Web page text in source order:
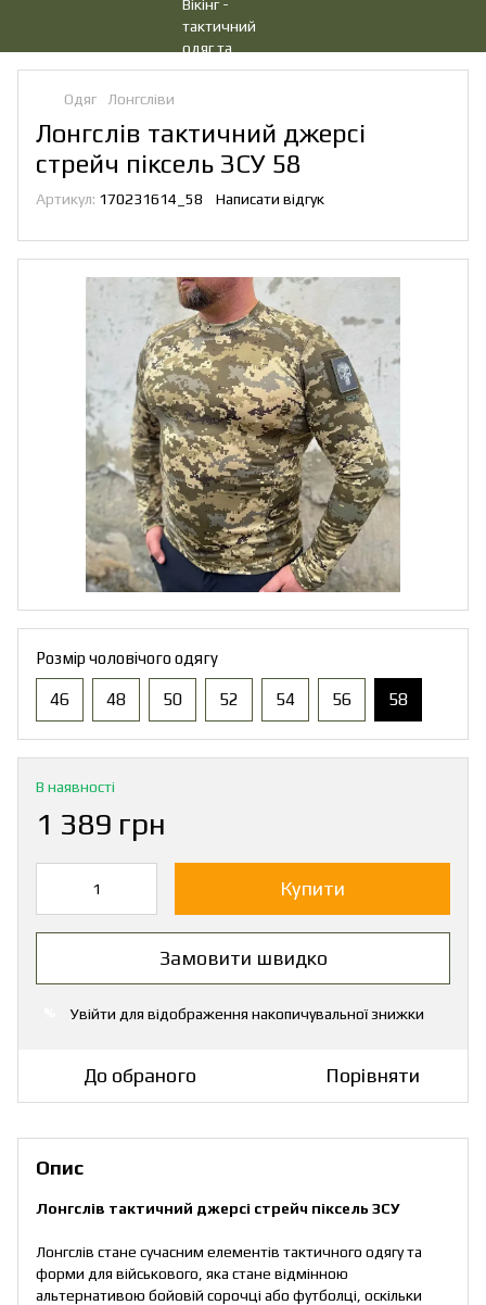
Одяг Лонгсліви
Лонгслів тактичний джерсі
стрейч піксель ЗСУ 58
Артикул: 170231614_58 Написати відгук
Розмір чоловічого одягу
46 48 50 52 54 56 58
В наявності
1 389 грн
Купити
Замовити швидко
Увійти для відображення накопичувальної знижки
До обраного Порівняти
Опис
Лонгслів тактичний джерсі стрейч піксель ЗСУ
Лонгслів стане сучасним елементів тактичного одягу та
форми для військового, яка стане відмінною
альтернативою бойовій сорочці або футболці, оскільки